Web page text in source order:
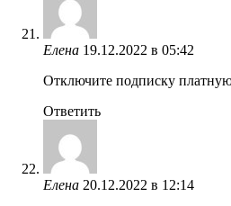
Елена 19.12.2022 в 05:42
Отключите подписку
Ответить
Елена 20.12.2022 в 12:14